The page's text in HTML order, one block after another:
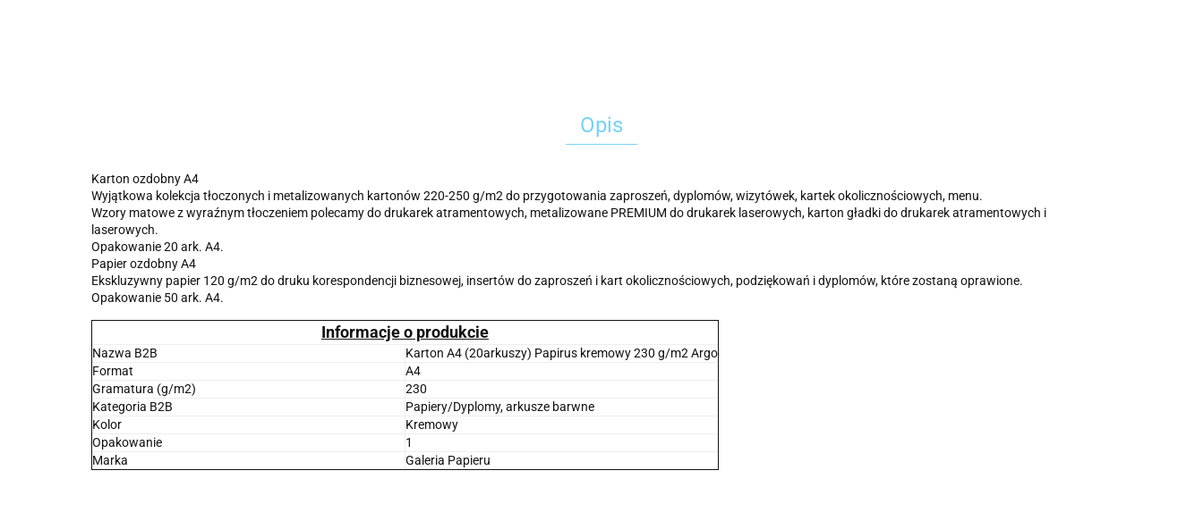
Opis
Karton ozdobny A4
Wyjątkowa kolekcja tłoczonych i metalizowanych kartonów 220-250 g/m2 do przygotowania zaproszeń, dyplomów, wizytówek, kartek okolicznościowych, menu.
Wzory matowe z wyraźnym tłoczeniem polecamy do drukarek atramentowych, metalizowane PREMIUM do drukarek laserowych, karton gładki do drukarek atramentowych i
laserowych.
Opakowanie 20 ark. A4.
Papier ozdobny A4
Ekskluzywny papier 120 g/m2 do druku korespondencji biznesowej, insertów do zaproszeń i kart okolicznościowych, podziękowań i dyplomów, które zostaną oprawione.
Opakowanie 50 ark. A4.
Informacje o produkcie
Nazwa B2B
Karton A4 (20arkuszy) Papirus kremowy 230 g/m2 Argo
Format
A4
Gramatura (g/m2)
230
Kategoria B2B
Papiery/Dyplomy, arkusze barwne
Kolor
Kremowy
Opakowanie
1
Marka
Galeria Papieru